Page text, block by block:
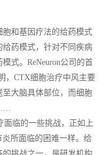
和基因疗法的给药模式
药模式，针对不同疾病
式。ReNeuron公司的首
，CTX细胞治疗中风主要
大脑具体部位，而细胞
面临的一些挑战，正如上
所面临的困难一样。给